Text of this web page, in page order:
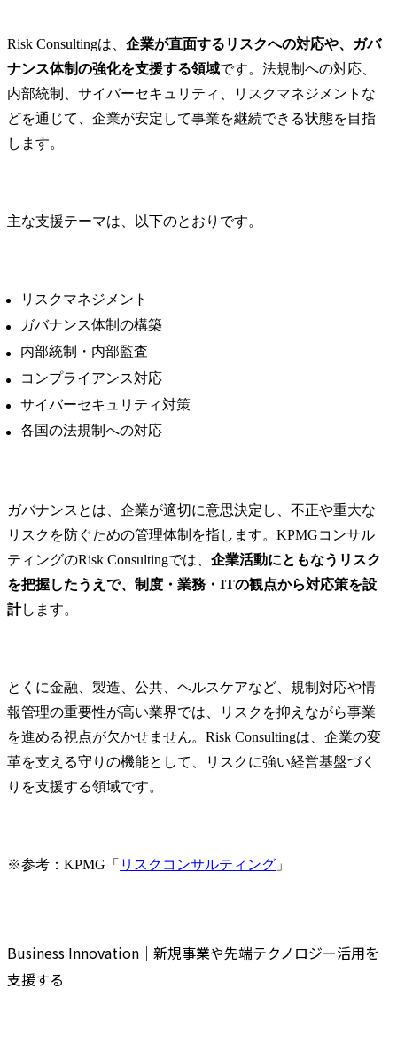
Risk Consultingは、 企業が直面するリスクへの対応や、ガバ
ナンス体制の強化を支援する領域です。法規制への対応、
内部統制、サイバーセキュリティ、リスクマネジメントな
どを通じて、企業が安定して事業を継続できる状態を目指
します。
主な支援テーマは、以下のとおりです。
リスクマネジメント
ガバナンス体制の構築
内部統制・内部監査
コンプライアンス対応
サイバーセキュリティ対策
各国の法規制への対応
ガバナンスとは、企業が適切に意思決定し、不正や重大な
リスクを防ぐための管理体制を指します。KPMGコンサル
ティングのRisk Consultingでは、 企業活動にともなうリスク
を把握したうえで、制度・業務・ITの観点から対応策を設
計します。
とくに金融、製造、公共、ヘルスケアなど、規制対応や情
報管理の重要性が高い業界では、リスクを抑えながら事業
を進める視点が欠かせません。Risk Consultingは、企業の変
革を支える守りの機能として、リスクに強い経営基盤づく
りを支援する領域です。
※参考：KPMG「 リスクコンサルティング 」
Business Innovation｜新規事業や先端テクノロジー活用を
支援する